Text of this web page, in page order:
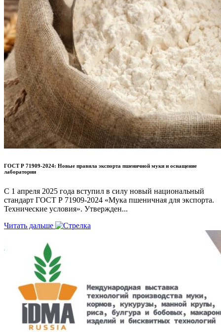
ГОСТ Р 71909-2024: Новые правила экспорта пшеничной муки и оснащение
лаборатории
С 1 апреля 2025 года вступил в силу новый национальный
стандарт ГОСТ Р 71909-2024 «Мука пшеничная для экспорта.
Технические условия». Утвержден...
Читать дальше